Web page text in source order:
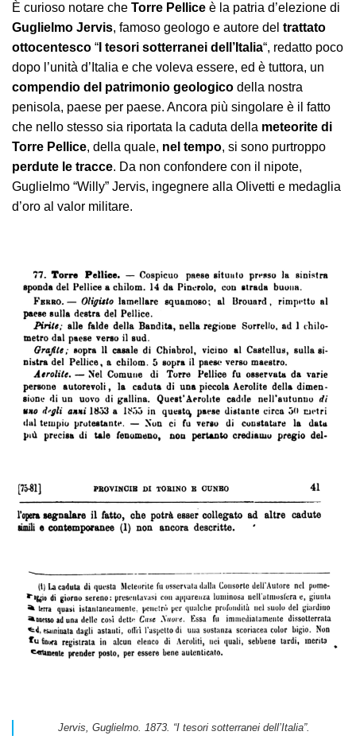
È curioso notare che Torre Pellice è la patria d’elezione di
Guglielmo Jervis, famoso geologo e autore del trattato
ottocentesco “ I tesori sotterranei dell’Italia“, redatto poco
dopo l’unità d’Italia e che voleva essere, ed è tuttora, un
compendio del patrimonio geologico della nostra
penisola, paese per paese. Ancora più singolare è il fatto
che nello stesso sia riportata la caduta della meteorite di
Torre Pellice, della quale, nel tempo, si sono purtroppo
perdute le tracce. Da non confondere con il nipote,
Guglielmo “Willy” Jervis, ingegnere alla Olivetti e medaglia
d’oro al valor militare.
Jervis, Guglielmo. 1873. “I tesori sotterranei dell’Italia”.